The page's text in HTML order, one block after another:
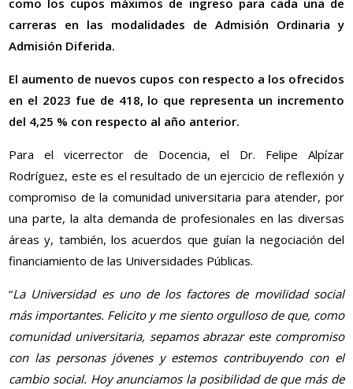
como los cupos máximos de ingreso para cada una de
carreras en las modalidades de Admisión Ordinaria y
Admisión Diferida.
El aumento de nuevos cupos con respecto a los ofrecidos
en el 2023 fue de 418, lo que representa un incremento
del 4,25 % con respecto al año anterior.
Para el vicerrector de Docencia, el Dr. Felipe Alpízar
Rodríguez, este es el resultado de un ejercicio de reflexión y
compromiso de la comunidad universitaria para atender, por
una parte, la alta demanda de profesionales en las diversas
áreas y, también, los acuerdos que guían la negociación del
financiamiento de las Universidades Públicas.
“La Universidad es uno de los factores de movilidad social
más importantes. Felicito y me siento orgulloso de que, como
comunidad universitaria, sepamos abrazar este compromiso
con las personas jóvenes y estemos contribuyendo con el
cambio social. Hoy anunciamos la posibilidad de que más de